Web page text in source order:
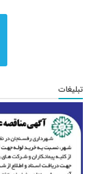
تبلیغات